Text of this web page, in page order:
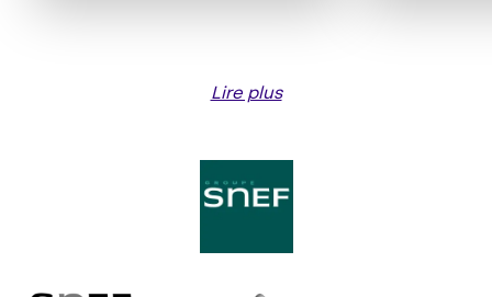
Lire plus